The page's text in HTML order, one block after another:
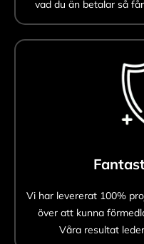
vad du än betalar så
Vi har levererat 100%
över att kunna
Våra resultat